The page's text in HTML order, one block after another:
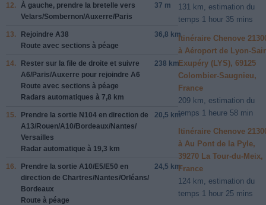
12.
À gauche, prendre la bretelle vers
Velars/Sombernon/Auxerre/Paris
37 m
13. Rejoindre A38
Route avec sections à péage
36,8 km
14.
Rester sur la file de droite et suivre
A6/Paris/Auxerre pour rejoindre A6
Route avec sections à péage
Radars automatiques à 7,8 km
238 km
15. Prendre la sortie N104 en direction de
A13/Rouen/A10/Bordeaux/Nantes/
Versailles
Radar automatique à 19,3 km
20,5 km
16. Prendre la sortie A10/E5/E50 en
direction de Chartres/Nantes/Orléans/
Bordeaux
Route à péage
24,5 km
131 km, estimation du
temps 1 hour 35 mins
Itinéraire Chenove
à Aéroport de Lyon-
Exupéry (LYS), 69125
Colombier-Saugnieu,
France
209 km, estimation du
temps 1 heure 58 min
Itinéraire Chenove
à Au Pont de la Pyle,
39270 La Tour-du-Meix,
France
124 km, estimation du
temps 1 hour 25 mins